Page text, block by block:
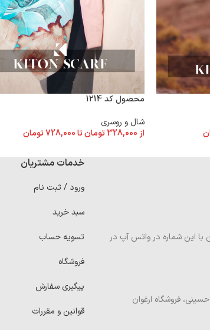
محصول کد 1214
شال و روسری
از328,000 تومانتا728,000تومان
این شماره در واتس آپ در
حسینی، فروشگاه ارغوان
خدمات مشتریان
ورود / ثبت نام
سبد خرید
تسویه حساب
فروشگاه
پیگیری سفارش
قوانین و مقررات